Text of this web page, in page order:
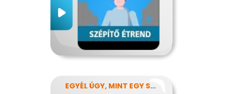
EGYÉL ÚGY, MINT EGY SZUPERHŐS!